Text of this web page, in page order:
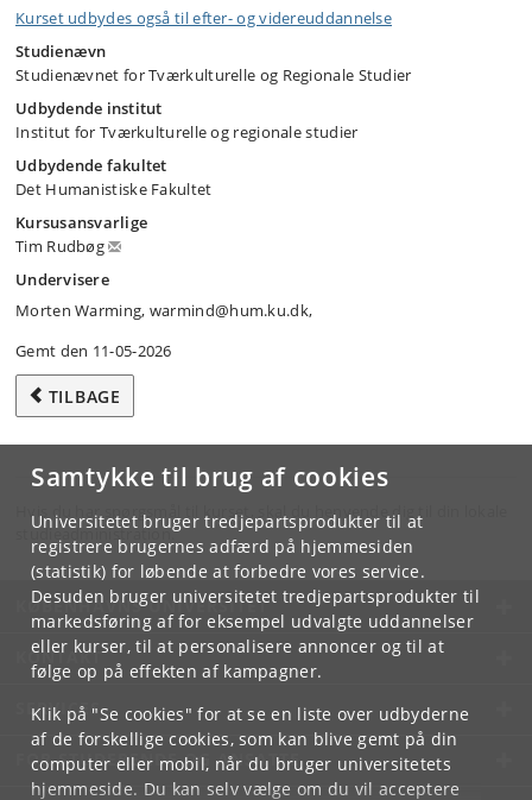
Samtykke til brug af cookies
Universitetet bruger tredjepartsprodukter til at
registrere brugernes adfærd på hjemmesiden
(statistik) for løbende at forbedre vores service.
Desuden bruger universitetet tredjepartsprodukter til
markedsføring af for eksempel udvalgte uddannelser
eller kurser, til at personalisere annoncer og til at
følge op på effekten af kampagner.
Klik på "Se cookies" for at se en liste over udbyderne
af de forskellige cookies, som kan blive gemt på din
computer eller mobil, når du bruger universitetets
hjemmeside. Du kan selv vælge om du vil acceptere
Kurset udbydes også til efter- og videreuddannelse
Studienævn
Studienævnet for Tværkulturelle og Regionale Studier
Udbydende institut
Institut for Tværkulturelle og regionale studier
Udbydende fakultet
Det Humanistiske Fakultet
Kursusansvarlige
Tim Rudbøg
Undervisere
Morten Warming, warmind@hum.ku.dk,
Gemt den 11-05-2026
TILBAGE
Hvis du har spørgsmål til kurset, skal du henvende dig til din lokale
studieadministration.
KØBENHAVNS UNIVERSITET
KONTAKT
SERVICES
FOR STUDERENDE OG ANSATTE